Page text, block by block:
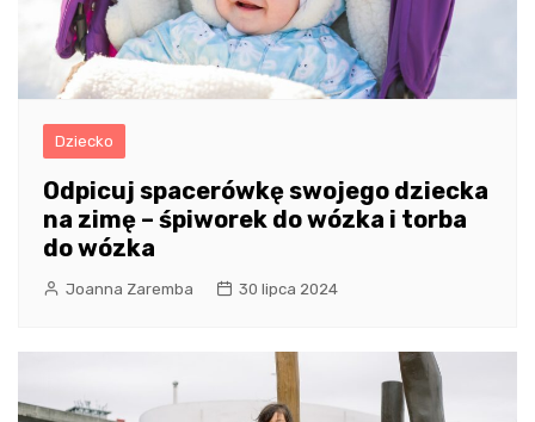
Dziecko
Odpicuj spacerówkę swojego dziecka
na zimę – śpiworek do wózka i torba
do wózka
Joanna Zaremba 30 lipca 2024